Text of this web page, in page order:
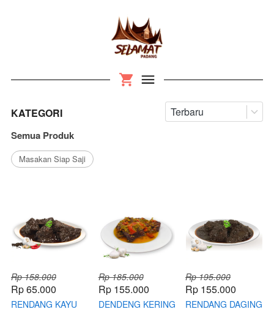
KATEGORI Terbaru
Semua Produk
Masakan Siap Saji
Rp 158.000
Rp 65.000
RENDANG KAYU
Rp 185.000
Rp 155.000
DENDENG KERING
Rp 195.000
Rp 155.000
RENDANG DAGING